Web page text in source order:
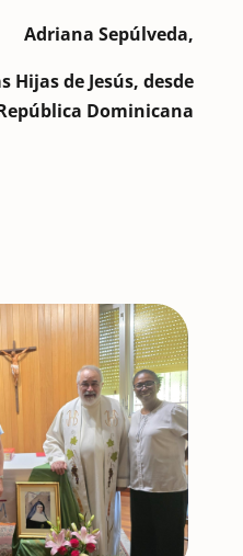
Adriana Sepúlveda,
Hijas de Jesús, desde
Dominicana